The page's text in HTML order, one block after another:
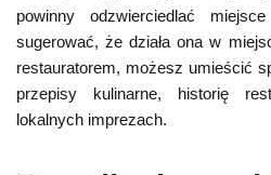
powinny odzwierciedlać
sugerować, że działa ona w
restauratorem, możesz umieścić
przepisy kulinarne, historię
lokalnych imprezach.